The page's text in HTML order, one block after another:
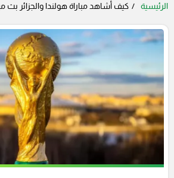
الرئيسية كيف أشاهد مباراة هولندا والجزائر بث